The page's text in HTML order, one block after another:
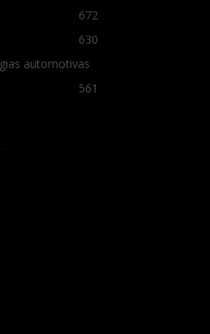
672
630
automotivas
561